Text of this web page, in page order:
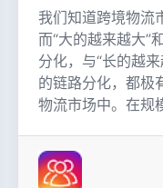
我们知道跨境物流
而“大的越来越大”
分化，与“长的越
的链路分化，都极
物流市场中。在规